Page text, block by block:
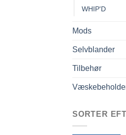
WHIP'D
Mods
Selvblander
Tilbehør
SORTER